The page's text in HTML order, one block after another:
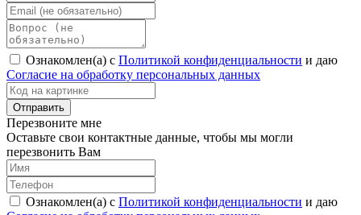
Ознакомлен(а) с Политикой конфиденциальности и даю
Согласие на обработку персональных данных
Перезвоните мне
Оставьте свои контактные данные, чтобы мы могли
перезвонить Вам
Ознакомлен(а) с Политикой конфиденциальности и даю